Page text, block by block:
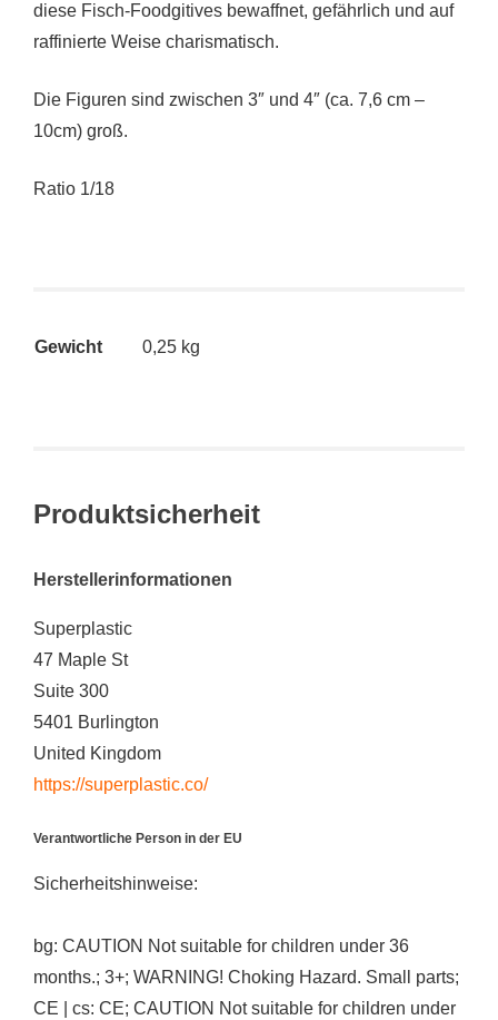
diese Fisch-Foodgitives bewaffnet, gefährlich und auf
raffinierte Weise charismatisch.
Die Figuren sind zwischen 3″ und 4″ (ca. 7,6 cm –
10cm) groß.
Ratio 1/18
Gewicht 0,25 kg
Produktsicherheit
Herstellerinformationen
Superplastic
47 Maple St
Suite 300
5401 Burlington
United Kingdom
https://superplastic.co/
Verantwortliche Person in der EU
Sicherheitshinweise:
bg: CAUTION Not suitable for children under 36
months.; 3+; WARNING! Choking Hazard. Small parts;
CE | cs: CE; CAUTION Not suitable for children under